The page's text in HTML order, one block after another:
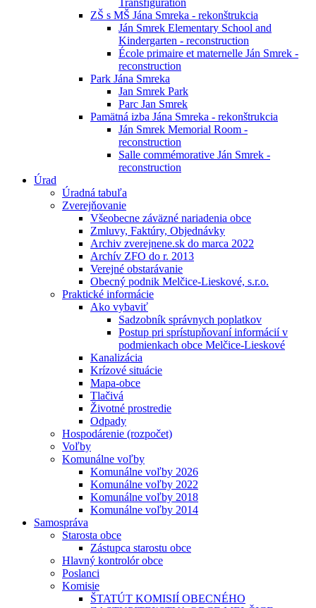
Transfiguration
ZŠ s MŠ Jána Smreka - rekonštrukcia
Ján Smrek Elementary School and
Kindergarten - reconstruction
École primaire et maternelle Ján Smrek -
reconstruction
Park Jána Smreka
Jan Smrek Park
Parc Jan Smrek
Pamätná izba Jána Smreka - rekonštrukcia
Ján Smrek Memorial Room -
reconstruction
Salle commémorative Ján Smrek -
reconstruction
Úrad
Úradná tabuľa
Zverejňovanie
Všeobecne záväzné nariadenia obce
Zmluvy, Faktúry, Objednávky
Archiv zverejnene.sk do marca 2022
Archív ZFO do r. 2013
Verejné obstarávanie
Obecný podnik Melčice-Lieskové, s.r.o.
Praktické informácie
Ako vybaviť
Sadzobník správnych poplatkov
Postup pri sprístupňovaní informácií v
podmienkach obce Melčice-Lieskové
Kanalizácia
Krízové situácie
Mapa-obce
Tlačivá
Životné prostredie
Odpady
Hospodárenie (rozpočet)
Voľby
Komunálne voľby
Komunálne voľby 2026
Komunálne voľby 2022
Komunálne voľby 2018
Komunálne voľby 2014
Samospráva
Starosta obce
Zástupca starostu obce
Hlavný kontrolór obce
Poslanci
Komisie
ŠTATÚT KOMISIÍ OBECNÉHO